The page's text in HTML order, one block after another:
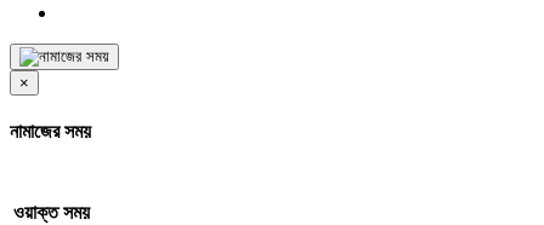
×
নামাজের সময়
ওয়াক্ত সময়